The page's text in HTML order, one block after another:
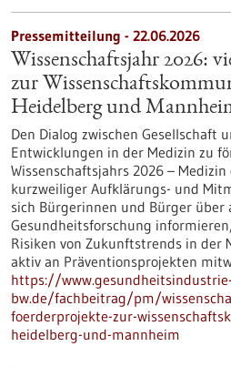
Pressemitteilung - 22.06.2026
Wissenschaftsjahr 2026:
zur
Heidelberg und
Den Dialog zwischen Gesellschaft
Entwicklungen in der Medizin zu
Wissenschaftsjahrs 2026 –
kurzweiliger Aufklärungs- und
sich Bürgerinnen und Bürger über
Gesundheitsforschung
Risiken von Zukunftstrends in der
aktiv an Präventionsprojekten
https://www.gesundheitsindustrie-
bw.de/fachbeitrag/pm/
foerderprojekte-zur-
heidelberg-und-mannheim